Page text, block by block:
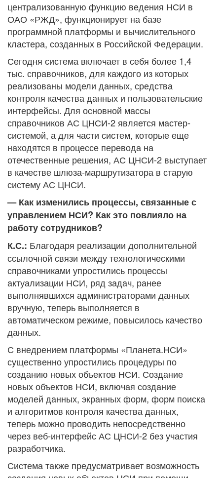
централизованную функцию ведения НСИ в
ОАО «РЖД», функционирует на базе
программной платформы и вычислительного
кластера, созданных в Российской Федерации.
Сегодня система включает в себя более 1,4
тыс. справочников, для каждого из которых
реализованы модели данных, средства
контроля качества данных и пользовательские
интерфейсы. Для основной массы
справочников АС ЦНСИ-2 является мастер-
системой, а для части систем, которые еще
находятся в процессе перевода на
отечественные решения, АС ЦНСИ-2 выступает
в качестве шлюза-маршрутизатора в старую
систему АС ЦНСИ.
— Как изменились процессы, связанные с
управлением НСИ? Как это повлияло на
работу сотрудников?
К.С.: Благодаря реализации дополнительной
ссылочной связи между технологическими
справочниками упростились процессы
актуализации НСИ, ряд задач, ранее
выполнявшихся администраторами данных
вручную, теперь выполняется в
автоматическом режиме, повысилось качество
данных.
С внедрением платформы «Планета.НСИ»
существенно упростились процедуры по
созданию новых объектов НСИ. Создание
новых объектов НСИ, включая создание
моделей данных, экранных форм, форм поиска
и алгоритмов контроля качества данных,
теперь можно проводить непосредственно
через веб-интерфейс АС ЦНСИ-2 без участия
разработчика.
Система также предусматривает возможность